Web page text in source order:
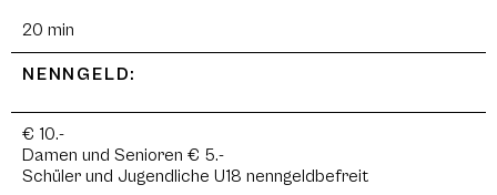
20 min
NENNGELD:
€ 10.-
Damen und Senioren € 5.-
Schüler und Jugendliche U18 nenngeldbefreit